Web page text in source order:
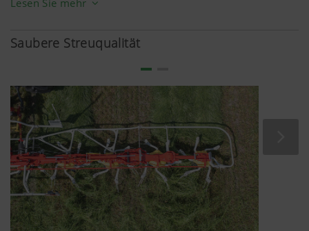
Sauberes, energiereiches Grundfutter wird gerne
werden. Dies führt einerseits zu geringeren Futterkosten
und andererseits zu höherer Tiergesundheit. Letztendlich
profitieren Sie von sauberem und qualitativ
einwandfreiem Futter durch mehr Gewinn auf Ihrem
Betrieb.
Doch bestes Futter ist kein Zufall. Den Grundstein dafür
legt die botanische Zusammensetzung des
Pflanzenbestandes. Den hier entstehenden Mengen- und
Qualitätsertrag gilt es, entlang der gesamten Erntekette
zu erhalten.
Lesen Sie mehr
Saubere Streuqualität